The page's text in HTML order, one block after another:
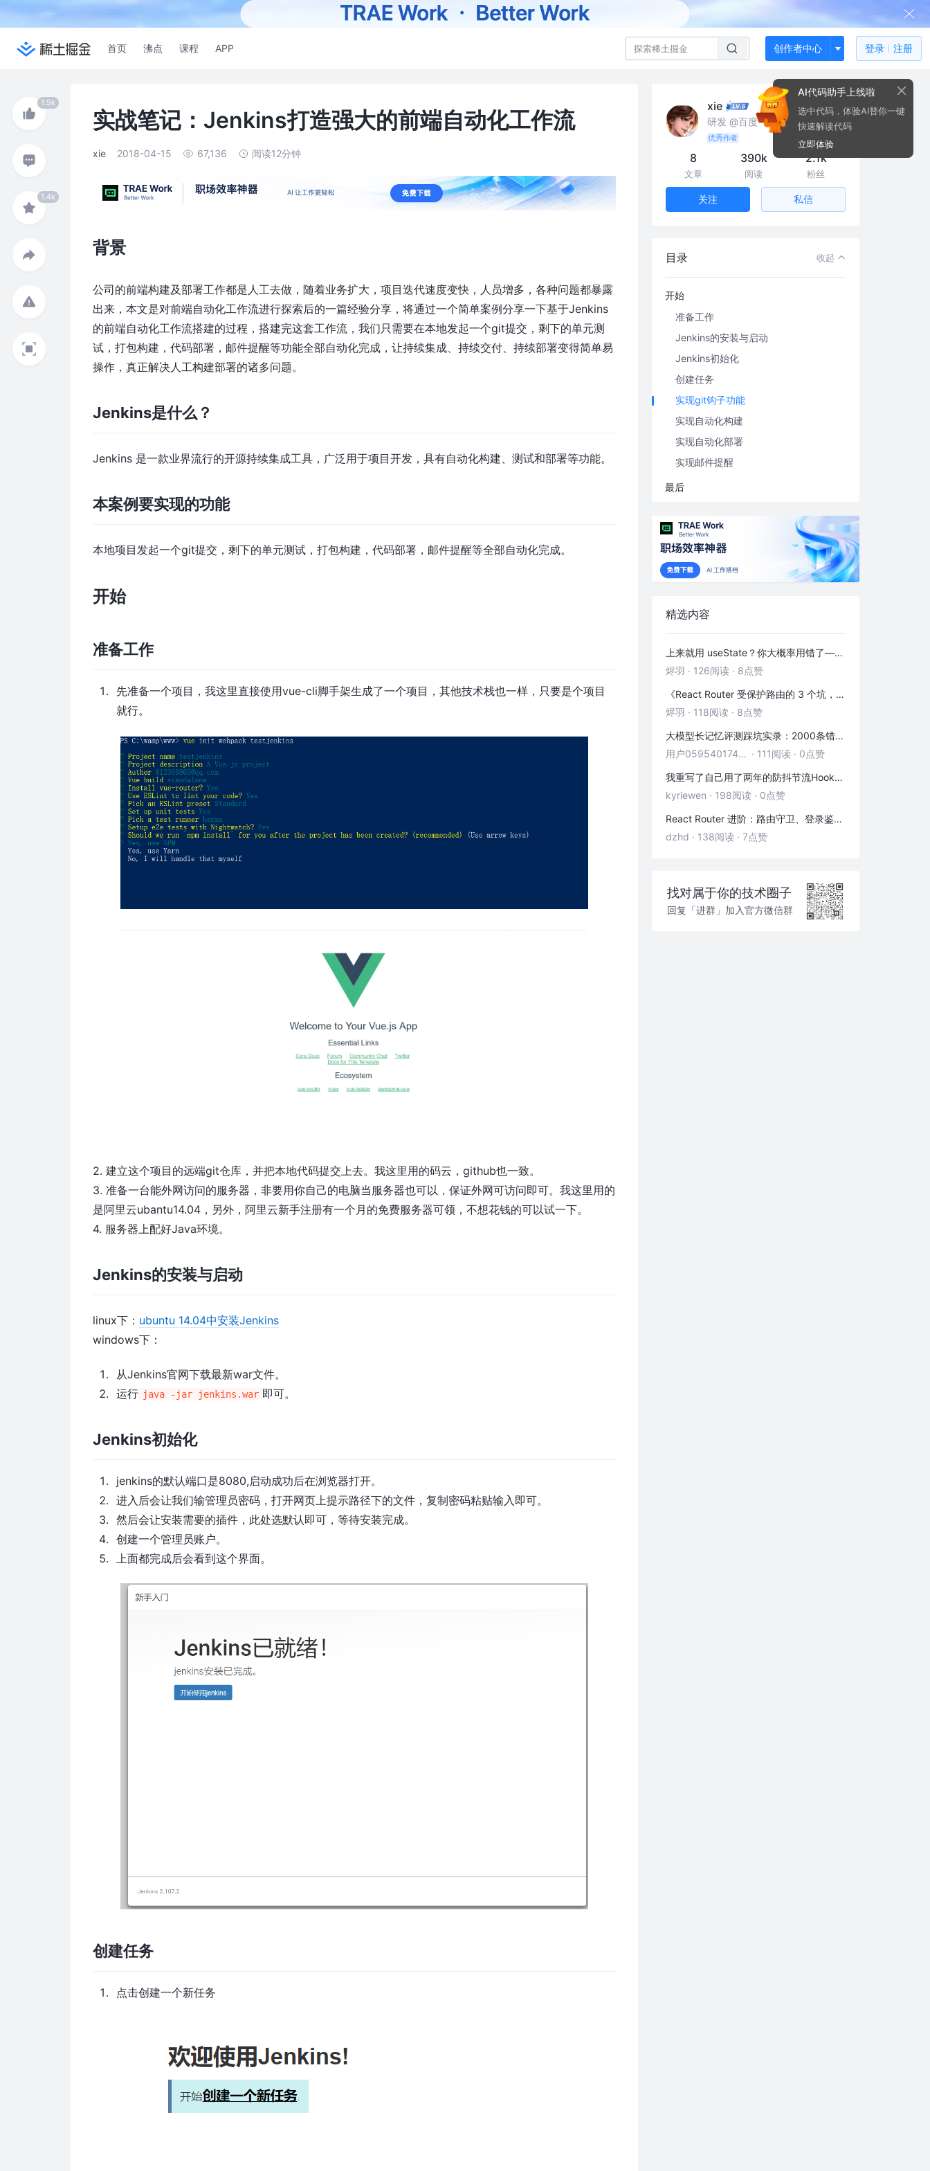
首页 沸点 课程 APP 创作者中心 登录 注册
实战笔记：Jenkins打造强大的前端自动化工作流
xie 2018-04-15 67,136 阅读12分钟
背景
公司的前端构建及部署工作都是人工去做，随着业务扩大，项目迭代速度变快，人员增多，各种问题都暴露
出来，本文是对前端自动化工作流进行探索后的一篇经验分享，将通过一个简单案例分享一下基于Jenkins
的前端自动化工作流搭建的过程，搭建完这套工作流，我们只需要在本地发起一个git提交，剩下的单元测
试，打包构建，代码部署，邮件提醒等功能全部自动化完成，让持续集成、持续交付、持续部署变得简单易
操作，真正解决人工构建部署的诸多问题。
Jenkins是什么？
Jenkins 是一款业界流行的开源持续集成工具，广泛用于项目开发，具有自动化构建、测试和部署等功能。
本案例要实现的功能
本地项目发起一个git提交，剩下的单元测试，打包构建，代码部署，邮件提醒等全部自动化完成。
开始
准备工作
先准备一个项目，我这里直接使用vue-cli脚手架生成了一个项目，其他技术栈也一样，只要是个项目
就行。
2. 建立这个项目的远端git仓库，并把本地代码提交上去。我这里用的码云，github也一致。
3. 准备一台能外网访问的服务器，非要用你自己的电脑当服务器也可以，保证外网可访问即可。我这里用的
是阿里云ubantu14.04，另外，阿里云新手注册有一个月的免费服务器可领，不想花钱的可以试一下。
4. 服务器上配好Java环境。
Jenkins的安装与启动
linux下： ubuntu 14.04中安装Jenkins
windows下：
从Jenkins官网下载最新war文件。
运行 java -jar jenkins.war 即可。
Jenkins初始化
jenkins的默认端口是8080,启动成功后在浏览器打开。
进入后会让我们输管理员密码，打开网页上提示路径下的文件，复制密码粘贴输入即可。
然后会让安装需要的插件，此处选默认即可，等待安装完成。
创建一个管理员账户。
上面都完成后会看到这个界面。
创建任务
点击创建一个新任务
xie
研发 @百度
优秀作者
8
文章
390k
阅读
2.1k
粉丝
关注 私信
目录 收起
开始
准备工作
Jenkins的安装与启动
Jenkins初始化
创建任务
实现git钩子功能
实现自动化构建
实现自动化部署
实现邮件提醒
最后
精选内容
上来就用 useState？你大概率用错了——useRef 的三种正确打开方式
烬羽 · 126阅读 · 8点赞
《React Router 受保护路由的 3 个坑，第 2 个 90% 的人都踩过》
烬羽 · 118阅读 · 8点赞
大模型长记忆评测踩坑实录：2000条错位记忆，让我排查了整整3小时
用户05954017446 · 111阅读 · 0点赞
我重写了自己用了两年的防抖节流Hook——发现里面藏着3个隐藏bug
kyriewen · 198阅读 · 0点赞
React Router 进阶：路由守卫、登录鉴权与状态传递
dzhd · 138阅读 · 7点赞
找对属于你的技术圈子
回复「进群」加入官方微信群
AI代码助手上线啦
选中代码，体验AI替你一键
快速解读代码
立即体验